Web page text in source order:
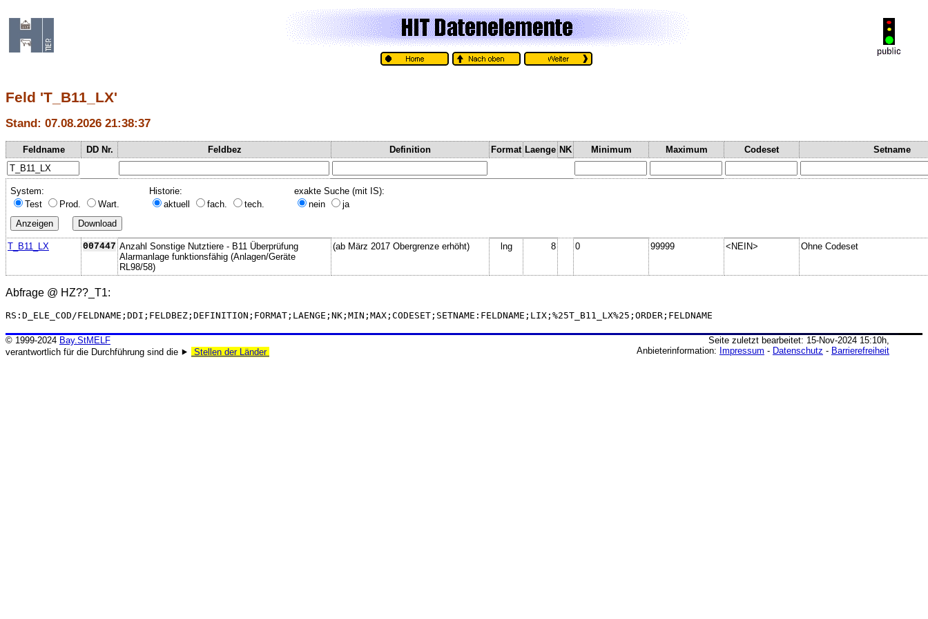
Feld 'T_B11_LX'
Stand: 07.08.2026 21:38:37
Feldname DD Nr. Feldbez Definition Format Laenge NK Minimum Maximum Codeset Setname
System:
Test
Prod. Wart.
Historie:
aktuell
fach. tech.
exakte Suche (mit IS):
nein
ja
T_B11_LX 007447 Anzahl Sonstige Nutztiere - B11 Überprüfung
Alarmanlage funktionsfähig (Anlagen/Geräte
RL98/58)
(ab März 2017 Obergrenze erhöht) lng 8 0 99999 <NEIN> Ohne Codeset
Abfrage @ HZ??_T1:
RS:D_ELE_COD/FELDNAME;DDI;FELDBEZ;DEFINITION;FORMAT;LAENGE;NK;MIN;MAX;CODESET;SETNAME:FELDNAME;LIX;%25T_B11_LX%25;ORDER;FELDNAME
Seite zuletzt bearbeitet: 15-Nov-2024 15:10h,
Anbieterinformation: Impressum - Datenschutz - Barrierefreiheit
© 1999-2024 Bay.StMELF
verantwortlich für die Durchführung sind die ⯈
Stellen der Länder